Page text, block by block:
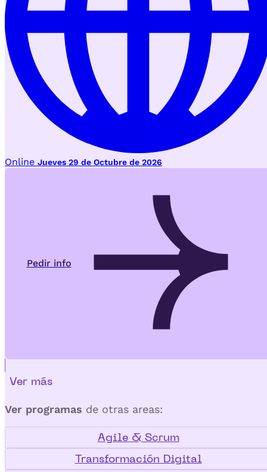
Online Jueves 29 de Octubre de 2026
Pedir info
Ver más
Ver programas de otras areas:
Agile & Scrum
Transformación Digital